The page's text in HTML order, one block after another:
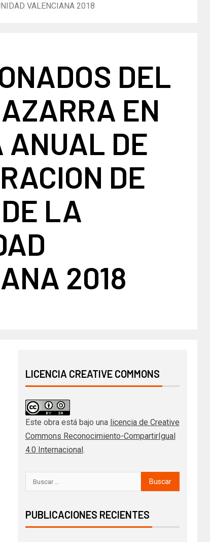
VALENCIANA 2018
DEL
EN
DE
DE
LA
2018
LICENCIA CREATIVE COMMONS
Este obra está bajo una licencia de Creative
Commons Reconocimiento-CompartirIgual
4.0 Internacional .
PUBLICACIONES RECIENTES